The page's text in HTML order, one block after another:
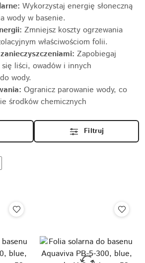
Wykorzystaj energię słoneczną
wody w basenie.
Zmniejsz koszty ogrzewania
właściwościom folii.
Zapobiegaj
liści, owadów i innych
wody.
Ogranicz parowanie wody, co
środków chemicznych
Filtruj